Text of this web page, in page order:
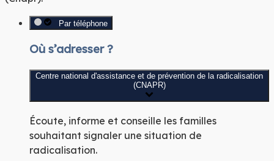
Par téléphone
Où s’adresser ?
Centre national d'assistance et de prévention de la radicalisation
(CNAPR)
Écoute, informe et conseille les familles
souhaitant signaler une situation de
radicalisation.